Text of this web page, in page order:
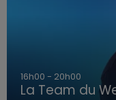
7h00 - 12h00
La Team du